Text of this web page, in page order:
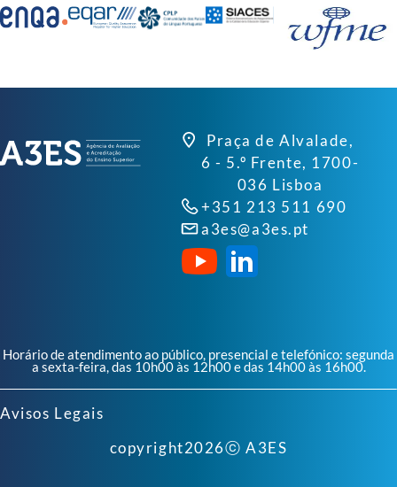
Praça de Alvalade,
6 - 5.º Frente, 1700-
036 Lisboa
+351 213 511 690
a3es@a3es.pt
Horário de atendimento ao público, presencial e telefónico: segunda
a sexta-feira, das 10h00 às 12h00 e das 14h00 às 16h00.
Avisos Legais
copyright2026ⓒ A3ES